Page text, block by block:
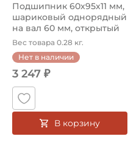
Подшипник 60х95х11 мм,
шариковый однорядный
на вал 60 мм, открытый
Вес товара 0.28 кг.
Нет в наличии
3 247 ₽
В корзину